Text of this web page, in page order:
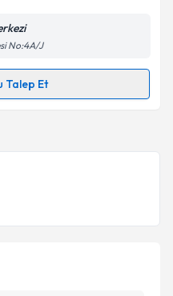
ilişkin
verilerimin belirtilen
No:4A/J
Talep Et
ile bilgilendireceğiz.